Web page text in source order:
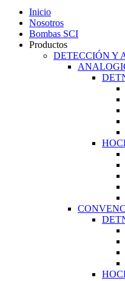
Inicio
Nosotros
Bombas SCI
Productos
DETECCIÓN Y